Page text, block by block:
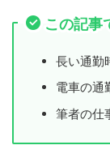
この記事
長い通勤
電車の通
筆者の仕